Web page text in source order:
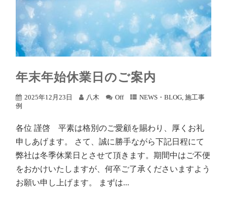
年末年始休業日のご案内
2025年12月23日 八木 Off NEWS・BLOG ,施工事
例
各位 謹啓 平素は格別のご愛顧を賜わり、厚くお礼
申しあげます。 さて、誠に勝手ながら下記日程にて
弊社は冬季休業日とさせて頂きます。期間中はご不便
をおかけいたしますが、何卒ご了承くださいますよう
お願い申し上げます。 まずは...